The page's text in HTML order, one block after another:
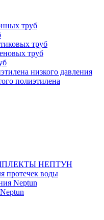
труб
труб
труб
низкого давления
полиэтилена
НЕПТУН
протечек воды
Neptun